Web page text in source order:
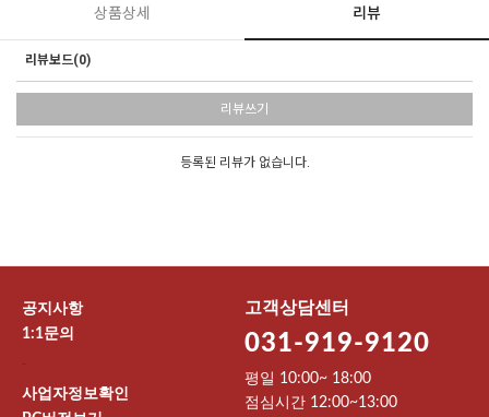
상품상세 리뷰
리뷰보드(0)
리뷰쓰기
등록된 리뷰가 없습니다.
공지사항
1:1문의
-
사업자정보확인
고객상담센터
031-919-9120
평일 10:00~ 18:00
점심시간 12:00~13:00